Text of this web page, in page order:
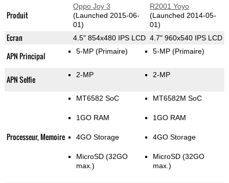
Produit
Oppo Joy 3
(Launched 2015-06-
01)
R2001 Yoyo
(Launched 2014-05-
01)
Ecran 4.5" 854x480 IPS LCD 4.7" 960x540 IPS LCD
APN Principal 5-MP (Primaire) 5-MP (Primaire)
APN Selfie 2-MP 2-MP
Processeur, Memoire
MT6582 SoC
1GO RAM
4GO Storage
MicroSD (32GO
max.)
MT6582M SoC
1GO RAM
4GO Storage
MicroSD (32GO
max.)